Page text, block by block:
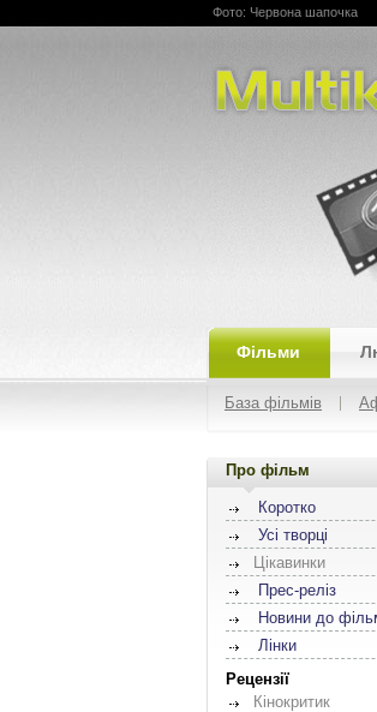
Фото: Червона шапочка
Фільми
База фільмів
Про фільм
Коротко
Усі творці
Цікавинки
Прес-реліз
Новини до
Лінки
Рецензії
Кінокритик